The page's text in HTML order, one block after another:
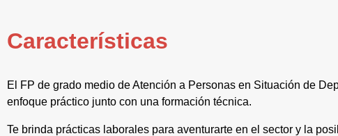
Características
El FP de grado medio de Atención a Personas en Situación de
enfoque práctico junto con una formación técnica.
Te brinda prácticas laborales para aventurarte en el sector y la